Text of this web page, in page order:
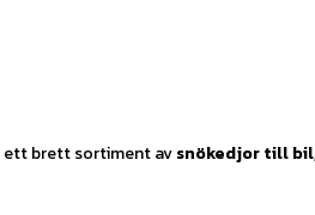
ett brett sortiment avsnökedjor till